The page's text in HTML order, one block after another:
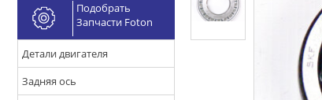
Подобрать
Запчасти Foton
Детали двигателя
Задняя ось